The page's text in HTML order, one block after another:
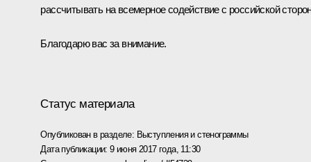
рассчитывать на всемерное содействие с российской
Благодарю вас за внимание.
Статус материала
Опубликован в разделе: Выступления и стенограммы
Дата публикации:9 июня 2017 года, 11:30